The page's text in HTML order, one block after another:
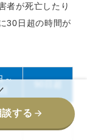
者が死亡したり
30日超の時間が
～
4.6％
する